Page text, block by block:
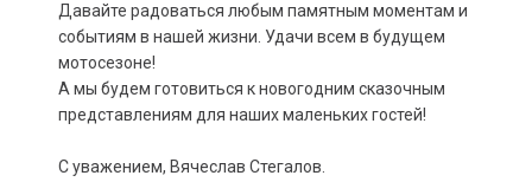
Давайте радоваться любым памятным моментам и
событиям в нашей жизни. Удачи всем в будущем
мотосезоне!
А мы будем готовиться к новогодним сказочным
представлениям для наших маленьких гостей!
С уважением, Вячеслав Стегалов.